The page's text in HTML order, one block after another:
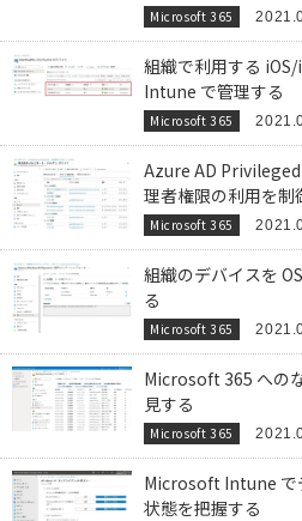
Microsoft 365
組織で利用する
Intune で管理する
Microsoft 365
Azure AD
理者権限の利用を制
Microsoft 365
組織のデバイスを
る
Microsoft 365
Microsoft 365 への
見する
Microsoft 365
Microsoft Intune で
状態を把握する